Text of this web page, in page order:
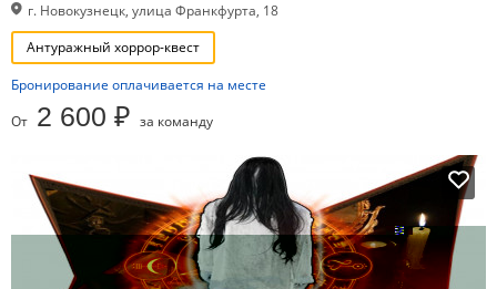
г. Новокузнецк, улица Франкфурта, 18
Антуражный хоррор-квест
Бронирование оплачивается на месте
От 2 600 ₽ за команду